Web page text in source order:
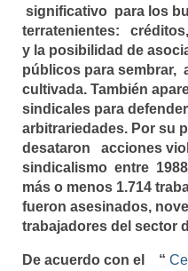
significativo para los
terratenientes:
y la posibilidad de
públicos para sembrar,
cultivada. También
sindicales para
arbitrariedades. Por su
desataron acciones
sindicalismo entre
más o menos 1.714
fueron asesinados,
trabajadores del sector
De acuerdo con el “